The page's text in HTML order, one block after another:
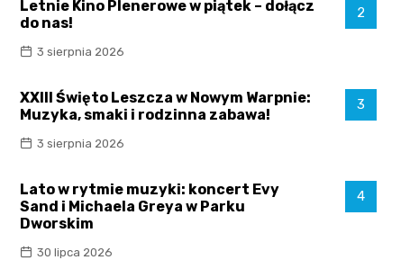
Letnie Kino Plenerowe w piątek – dołącz
do nas!
3 sierpnia 2026
XXIII Święto Leszcza w Nowym Warpnie:
Muzyka, smaki i rodzinna zabawa!
3 sierpnia 2026
Lato w rytmie muzyki: koncert Evy
Sand i Michaela Greya w Parku
Dworskim
30 lipca 2026
2
3
4